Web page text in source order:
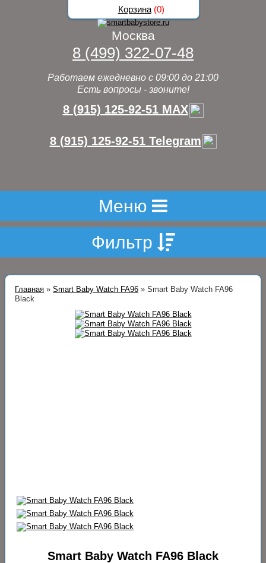
Москва
8 (499) 322-07-48
Работаем ежедневно с 09:00 до 21:00
Есть вопросы - звоните!
8 (915) 125-92-51 MAX
8 (915) 125-92-51 Telegram
Меню
Фильтр
Главная » Smart Baby Watch FA96 » Smart Baby Watch FA96
Black
Smart Baby Watch FA96 Black
Корзина(0)